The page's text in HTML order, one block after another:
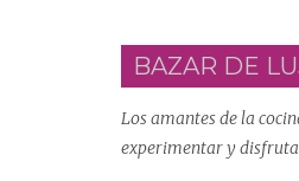
BAZAR DE
Los amantes de la
experimentar y